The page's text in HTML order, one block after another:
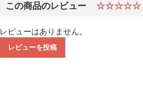
この商品のレビュー ☆☆☆☆☆
レビューはありません。
レビューを投稿